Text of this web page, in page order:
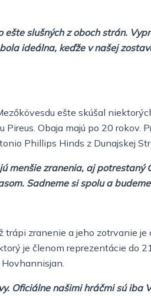
slušných z oboch strán.
ideálna, keďže v našej
ešte skúšal
Obaja majú po 20
Phillips Hinds z Dunajskej
menšie zranenia, aj
Sadneme si spolu a
zranenie a jeho zotrvanie
je členom reprezentácie do
Oficiálne našimi hráčmi sú